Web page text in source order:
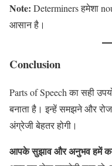
Note: Determiners हमेशा
आसान है।
Conclusion
Parts of Speech का सही
बनाता है। इन्हें समझने और
अंग्रेजी बेहतर होगी।
आपके सुझाव और अनुभव हमें